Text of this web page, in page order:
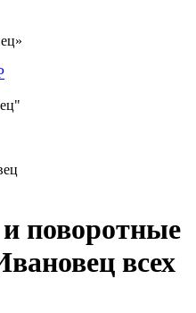
поворотные
всех